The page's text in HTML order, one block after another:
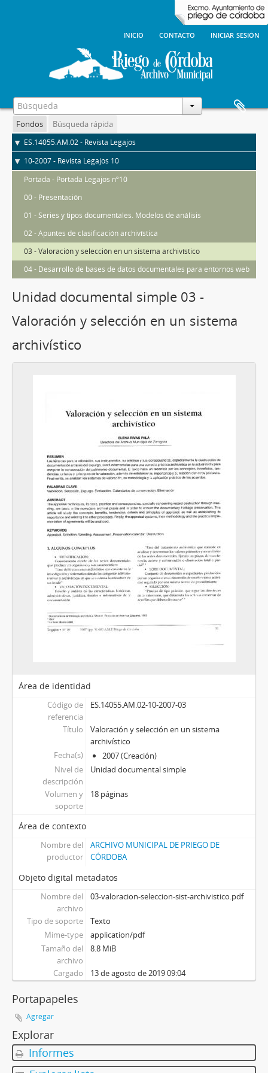
inicio contacto iniciar sesión
Fondos Búsqueda rápida
ES.14055.AM.02 - Revista Legajos
10-2007 - Revista Legajos 10
Portada - Portada Legajos nº10
00 - Presentación
01 - Series y tipos documentales. Modelos de análisis
02 - Apuntes de clasificación archivística
03 - Valoración y selección en un sistema archivístico
04 - Desarrollo de bases de datos documentales para entornos web
Unidad documental simple 03 -
Valoración y selección en un sistema
archivístico
Área de identidad
Código de
referencia
ES.14055.AM.02-10-2007-03
Título
Valoración y selección en un sistema
archivístico
Fecha(s)
2007 (Creación)
Nivel de
descripción
Unidad documental simple
Volumen y
soporte
18 páginas
Área de contexto
Nombre del
productor
ARCHIVO MUNICIPAL DE PRIEGO DE
CÓRDOBA
Objeto digital metadatos
Nombre del
archivo
03-valoracion-seleccion-sist-archivistico.pdf
Tipo de soporte
Texto
Mime-type
application/pdf
Tamaño del
archivo
8.8 MiB
Cargado 13 de agosto de 2019 09:04
Portapapeles
Agregar
Explorar
Informes